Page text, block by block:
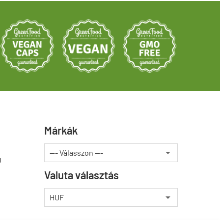
Márkák
Valuta választás